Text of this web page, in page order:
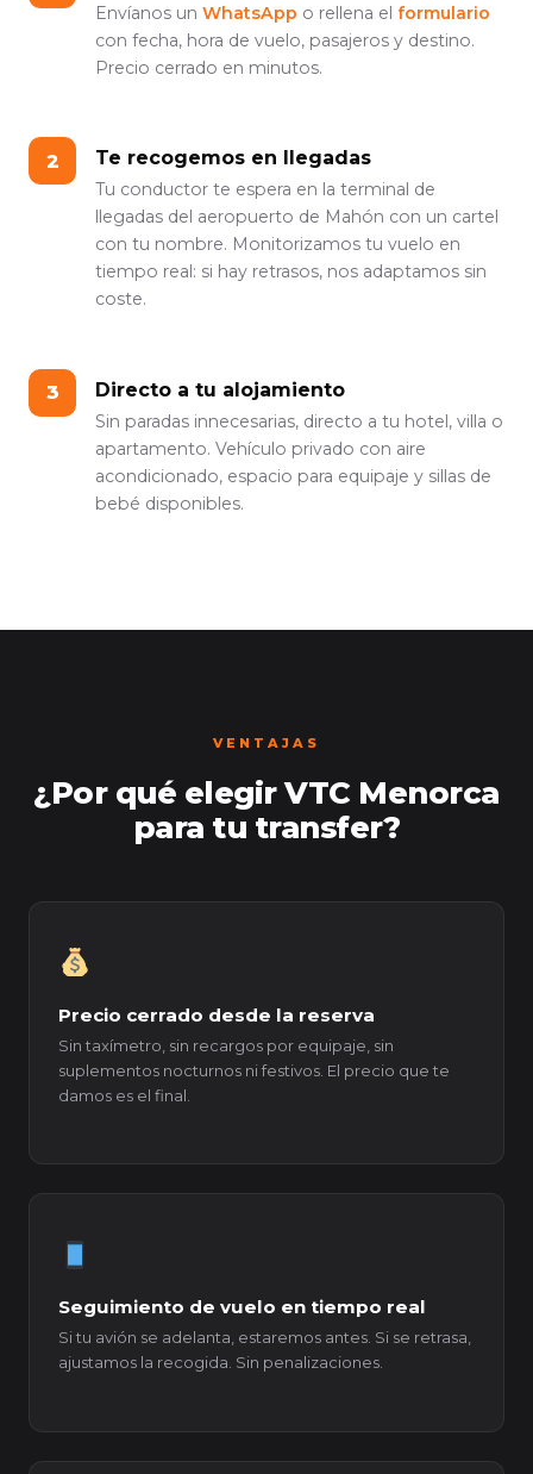
Envíanos un WhatsApp o rellena el formulario
con fecha, hora de vuelo, pasajeros y destino.
Precio cerrado en minutos.
Te recogemos en llegadas
Tu conductor te espera en la terminal de
llegadas del aeropuerto de Mahón con un cartel
con tu nombre. Monitorizamos tu vuelo en
tiempo real: si hay retrasos, nos adaptamos sin
coste.
Directo a tu alojamiento
Sin paradas innecesarias, directo a tu hotel, villa o
apartamento. Vehículo privado con aire
acondicionado, espacio para equipaje y sillas de
bebé disponibles.
VENTAJAS
¿Por qué elegir VTC Menorca
para tu transfer?
Precio cerrado desde la reserva
Sin taxímetro, sin recargos por equipaje, sin
suplementos nocturnos ni festivos. El precio que te
damos es el final.
Seguimiento de vuelo en tiempo real
Si tu avión se adelanta, estaremos antes. Si se retrasa,
ajustamos la recogida. Sin penalizaciones.